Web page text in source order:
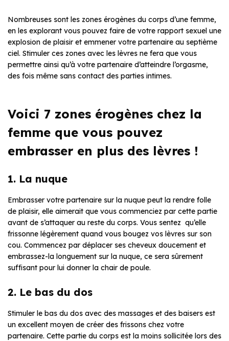
Nombreuses sont les zones érogènes du corps d’une femme,
en les explorant vous pouvez faire de votre rapport sexuel une
explosion de plaisir et emmener votre partenaire au septième
ciel. Stimuler ces zones avec les lèvres ne fera que vous
permettre ainsi qu’à votre partenaire d’atteindre l’orgasme,
des fois même sans contact des parties intimes.
Voici 7 zones érogènes chez la
femme que vous pouvez
embrasser en plus des lèvres !
1. La nuque
Embrasser votre partenaire sur la nuque peut la rendre folle
de plaisir, elle aimerait que vous commenciez par cette partie
avant de s’attaquer au reste du corps. Vous sentez qu’elle
frissonne légèrement quand vous bougez vos lèvres sur son
cou. Commencez par déplacer ses cheveux doucement et
embrassez-la longuement sur la nuque, ce sera sûrement
suffisant pour lui donner la chair de poule.
2. Le bas du dos
Stimuler le bas du dos avec des massages et des baisers est
un excellent moyen de créer des frissons chez votre
partenaire. Cette partie du corps est la moins sollicitée lors des